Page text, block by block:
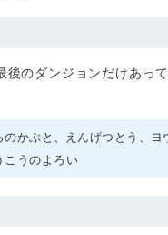
のダンジョンだけあっ
のかぶと えんげつとう ヨ
こうのよろい